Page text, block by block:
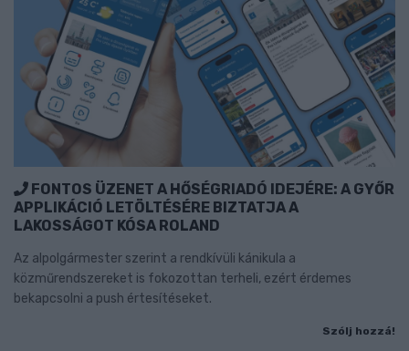
FONTOS ÜZENET A HŐSÉGRIADÓ IDEJÉRE: A GYŐR
APPLIKÁCIÓ LETÖLTÉSÉRE BIZTATJA A
LAKOSSÁGOT KÓSA ROLAND
Az alpolgármester szerint a rendkívüli kánikula a
közműrendszereket is fokozottan terheli, ezért érdemes
bekapcsolni a push értesítéseket.
Szólj hozzá!